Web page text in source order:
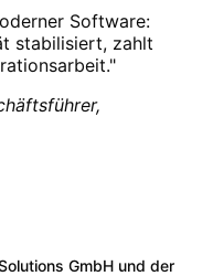
Software:
stabilisiert, zahlt
GmbH und der